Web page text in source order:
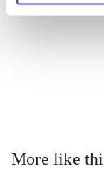
...
More like